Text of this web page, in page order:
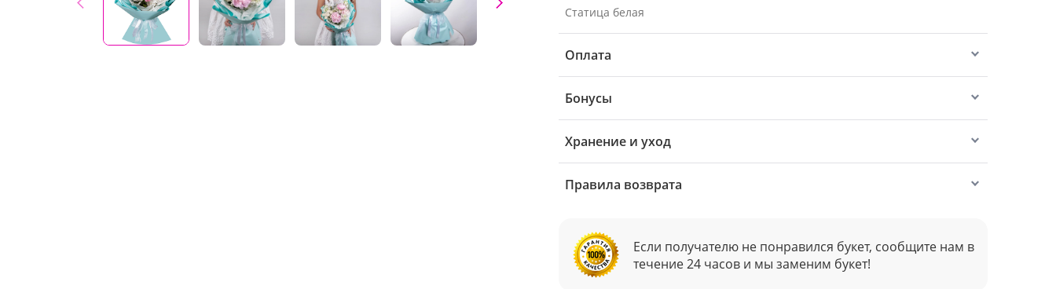
Статица белая
Оплата
Бонусы
Хранение и уход
Правила возврата
Если получателю не понравился букет, сообщите нам в
течение 24 часов и мы заменим букет!